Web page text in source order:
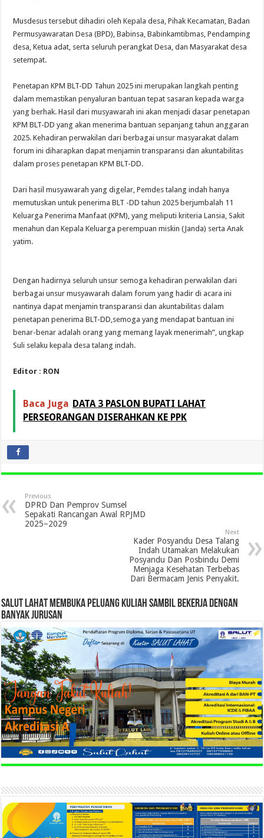
Musdesus tersebut dihadiri oleh Kepala desa, Pihak Kecamatan, Badan
Permusyawaratan Desa (BPD), Babinsa, Babinkamtibmas, Pendamping
desa, Ketua adat, serta seluruh perangkat Desa, dan Masyarakat desa
setempat.
Penetapan KPM BLT-DD Tahun 2025 ini merupakan langkah penting
dalam memastikan penyaluran bantuan tepat sasaran kepada warga
yang berhak. Hasil dari musyawarah ini akan menjadi dasar penetapan
KPM BLT-DD yang akan menerima bantuan sepanjang tahun anggaran
2025. Kehadiran perwakilan dari berbagai unsur masyarakat dalam
forum ini diharapkan dapat menjamin transparansi dan akuntabilitas
dalam proses penetapan KPM BLT-DD.
Dari hasil musyawarah yang digelar, Pemdes talang indah hanya
memutuskan untuk penerima BLT -DD tahun 2025 berjumbalah 11
Keluarga Penerima Manfaat (KPM), yang meliputi kriteria Lansia, Sakit
menahun dan Kepala Keluarga perempuan miskin (Janda) serta Anak
yatim.
Dengan hadirnya seluruh unsur semoga kehadiran perwakilan dari
berbagai unsur musyawarah dalam forum yang hadir di acara ini
nantinya dapat menjamin transparansi dan akuntabilitas dalam
penetapan penerima BLT-DD,semoga yang mendapat bantuan ini
benar-benar adalah orang yang memang layak menerimah”, ungkap
Suli selaku kepala desa talang indah.
Editor : RON
Baca Juga DATA 3 PASLON BUPATI LAHAT
PERSEORANGAN DISERAHKAN KE PPK
Previous
DPRD Dan Pemprov Sumsel
Sepakati Rancangan Awal RPJMD
2025–2029
Next
Kader Posyandu Desa Talang
Indah Utamakan Melakukan
Posyandu Dan Posbindu Demi
Menjaga Kesehatan Terbebas
Dari Bermacam Jenis Penyakit.
SALUT LAHAT MEMBUKA PELUANG KULIAH SAMBIL BEKERJA DENGAN
BANYAK JURUSAN